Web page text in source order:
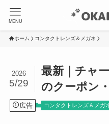
MENU
ホーム コンタクトレンズ＆メガネ
最新｜チャ
のクーポン
2026
5/29
広告 コンタクトレンズ＆メガ